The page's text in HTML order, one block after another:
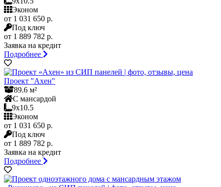
Эконом
от 1 031 650 р.
Под ключ
от 1 889 782 р.
Заявка на кредит
Подробнее
Проект "Ахен"
89.6 м²
С мансардой
9x10.5
Эконом
от 1 031 650 р.
Под ключ
от 1 889 782 р.
Заявка на кредит
Подробнее